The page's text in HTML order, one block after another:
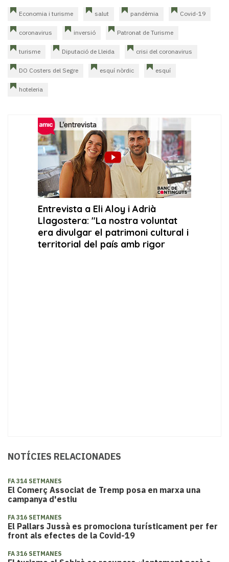
Economia i turisme salut pandèmia Covid-19
coronavirus inversió Patronat de Turisme
turisme Diputació de Lleida crisi del coronavirus
DO Costers del Segre esquí nòrdic esquí
hoteleria
NOTÍCIES RELACIONADES
FA 314 SETMANES
El Comerç Associat de Tremp posa en marxa una
campanya d'estiu
FA 316 SETMANES
El Pallars Jussà es promociona turísticament per fer
front als efectes de la Covid-19
FA 316 SETMANES